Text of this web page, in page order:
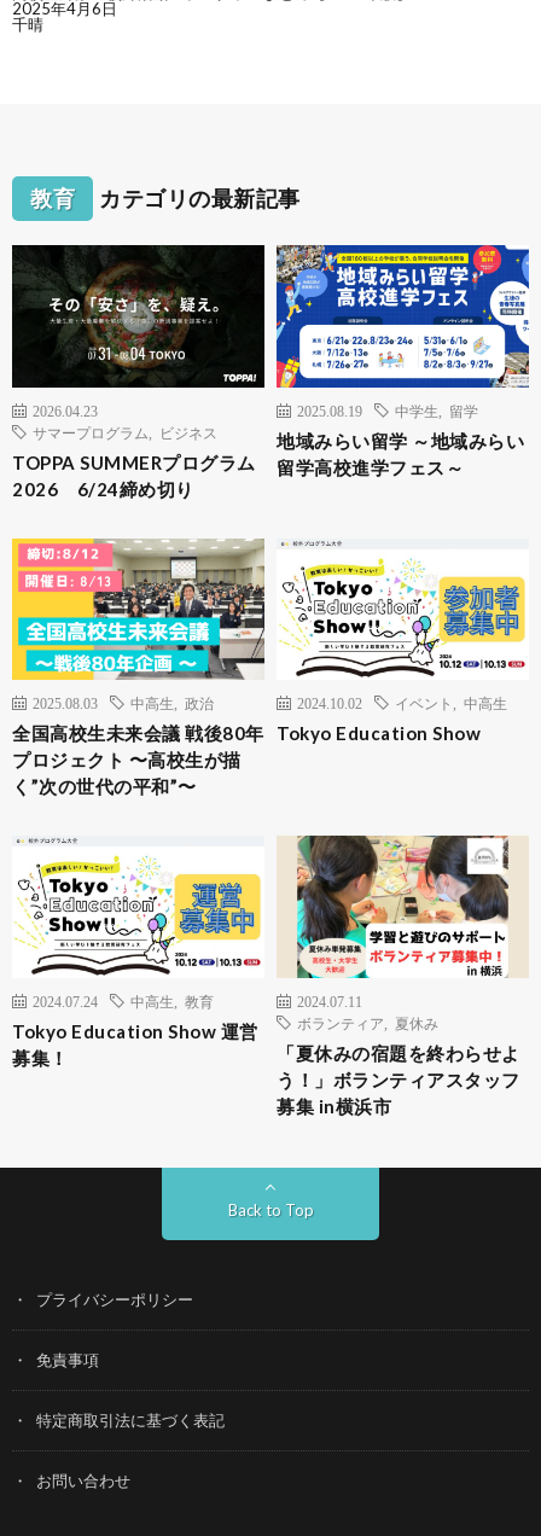
2025年4月6日
千晴
教育 カテゴリの最新記事
2026.04.23
サマープログラム
ビジネス
TOPPA SUMMERプログラム
2026 6/24締め切り
2025.08.19 中学生 留学
地域みらい留学 ～地域みらい
留学高校進学フェス～
2025.08.03 中高生 政治
全国高校生未来会議 戦後80年
プロジェクト 〜高校生が描
く”次の世代の平和”〜
2024.10.02 イベント 中高生
Tokyo Education Show
2024.07.24 中高生 教育
Tokyo Education Show 運営
募集！
2024.07.11
ボランティア
夏休み
「夏休みの宿題を終わらせよ
う！」ボランティアスタッフ
募集 in横浜市
Back to Top
プライバシーポリシー
免責事項
特定商取引法に基づく表記
お問い合わせ